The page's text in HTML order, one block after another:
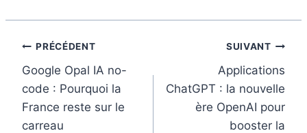
k
s
t
n
Navigation
de
l’article
PRÉCÉDENT
Google Opal IA no-
code : Pourquoi la
France reste sur le
carreau
SUIVANT
Applications
ChatGPT : la nouvelle
ère OpenAI pour
booster la